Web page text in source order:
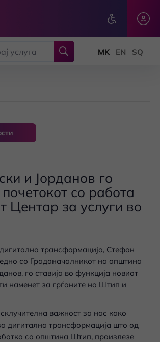
и Јорданов го
со работа
Центар за услуги во
трансформација, Стефан
со Градоначалникот на општина
го ставија во функција новиот
наменет за грѓаните на Штип и
важност за нас како
дигитална трансформација што од
со општина Штип, произлезе